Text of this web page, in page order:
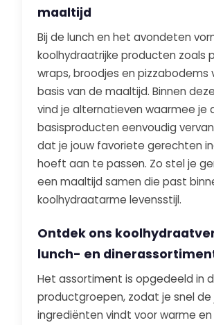
maaltijd
Bij de lunch en het avondeten
koolhydraatrijke producten zoals
wraps, broodjes en pizzabodems
basis van de maaltijd. Binnen
vind je alternatieven waarmee je
basisproducten eenvoudig
dat je jouw favoriete gerechten
hoeft aan te passen. Zo stel je
een maaltijd samen die past
koolhydraatarme levensstijl.
Ontdek ons
lunch- en
Het assortiment is opgedeeld in
productgroepen, zodat je snel de
ingrediënten vindt voor warme en